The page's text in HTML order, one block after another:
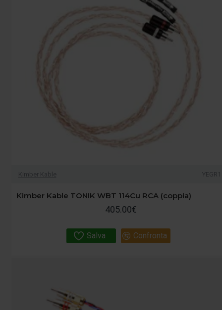
Kimber Kable YEGR1
Kimber Kable TONIK WBT 114Cu RCA (coppia)
405.00€
Salva Confronta